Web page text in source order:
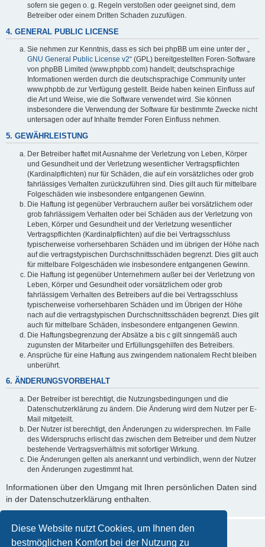
Diese Website nutzt Cookies, um Ihnen den
bestmöglichen Komfort bei der Nutzung zu
sofern sie gegen o. g. Regeln verstoßen oder geeignet sind, dem
Betreiber oder einem Dritten Schaden zuzufügen.
4. GENERAL PUBLIC LICENSE
Sie nehmen zur Kenntnis, dass es sich bei phpBB um eine unter der „
GNU General Public License v2“ (GPL) bereitgestellten Foren-Software
von phpBB Limited (www.phpbb.com) handelt; deutschsprachige
Informationen werden durch die deutschsprachige Community unter
www.phpbb.de zur Verfügung gestellt. Beide haben keinen Einfluss auf
die Art und Weise, wie die Software verwendet wird. Sie können
insbesondere die Verwendung der Software für bestimmte Zwecke nicht
untersagen oder auf Inhalte fremder Foren Einfluss nehmen.
5. GEWÄHRLEISTUNG
Der Betreiber haftet mit Ausnahme der Verletzung von Leben, Körper
und Gesundheit und der Verletzung wesentlicher Vertragspflichten
(Kardinalpflichten) nur für Schäden, die auf ein vorsätzliches oder grob
fahrlässiges Verhalten zurückzuführen sind. Dies gilt auch für mittelbare
Folgeschäden wie insbesondere entgangenen Gewinn.
Die Haftung ist gegenüber Verbrauchern außer bei vorsätzlichem oder
grob fahrlässigem Verhalten oder bei Schäden aus der Verletzung von
Leben, Körper und Gesundheit und der Verletzung wesentlicher
Vertragspflichten (Kardinalpflichten) auf die bei Vertragsschluss
typischerweise vorhersehbaren Schäden und im übrigen der Höhe nach
auf die vertragstypischen Durchschnittsschäden begrenzt. Dies gilt auch
für mittelbare Folgeschäden wie insbesondere entgangenen Gewinn.
Die Haftung ist gegenüber Unternehmern außer bei der Verletzung von
Leben, Körper und Gesundheit oder vorsätzlichem oder grob
fahrlässigem Verhalten des Betreibers auf die bei Vertragsschluss
typischerweise vorhersehbaren Schäden und im Übrigen der Höhe
nach auf die vertragstypischen Durchschnittsschäden begrenzt. Dies gilt
auch für mittelbare Schäden, insbesondere entgangenen Gewinn.
Die Haftungsbegrenzung der Absätze a bis c gilt sinngemäß auch
zugunsten der Mitarbeiter und Erfüllungsgehilfen des Betreibers.
Ansprüche für eine Haftung aus zwingendem nationalem Recht bleiben
unberührt.
6. ÄNDERUNGSVORBEHALT
Der Betreiber ist berechtigt, die Nutzungsbedingungen und die
Datenschutzerklärung zu ändern. Die Änderung wird dem Nutzer per E-
Mail mitgeteilt.
Der Nutzer ist berechtigt, den Änderungen zu widersprechen. Im Falle
des Widerspruchs erlischt das zwischen dem Betreiber und dem Nutzer
bestehende Vertragsverhältnis mit sofortiger Wirkung.
Die Änderungen gelten als anerkannt und verbindlich, wenn der Nutzer
den Änderungen zugestimmt hat.
Informationen über den Umgang mit Ihren persönlichen Daten sind
in der Datenschutzerklärung enthalten.